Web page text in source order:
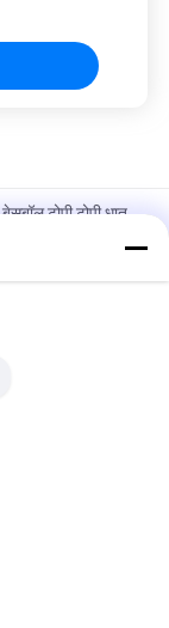
टोपी टोपी धातु
पैनल अनस्ट्रक्चर्ड